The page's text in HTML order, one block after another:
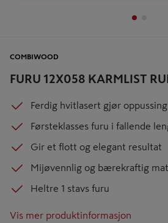
FURU 12X058 KARMLIST
COMBIWOOD
Ferdig hvitlasert gjør
Førsteklasses furu i fallende
Gir et flott og elegant resultat
Mijøvennlig og bærekraftig
Heltre 1 stavs furu
Vis mer produktinformasjon